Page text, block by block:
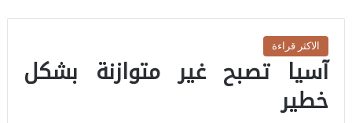
الاكثر قراءة
آسيا تصبح غير متوازنة بشكل
خطير